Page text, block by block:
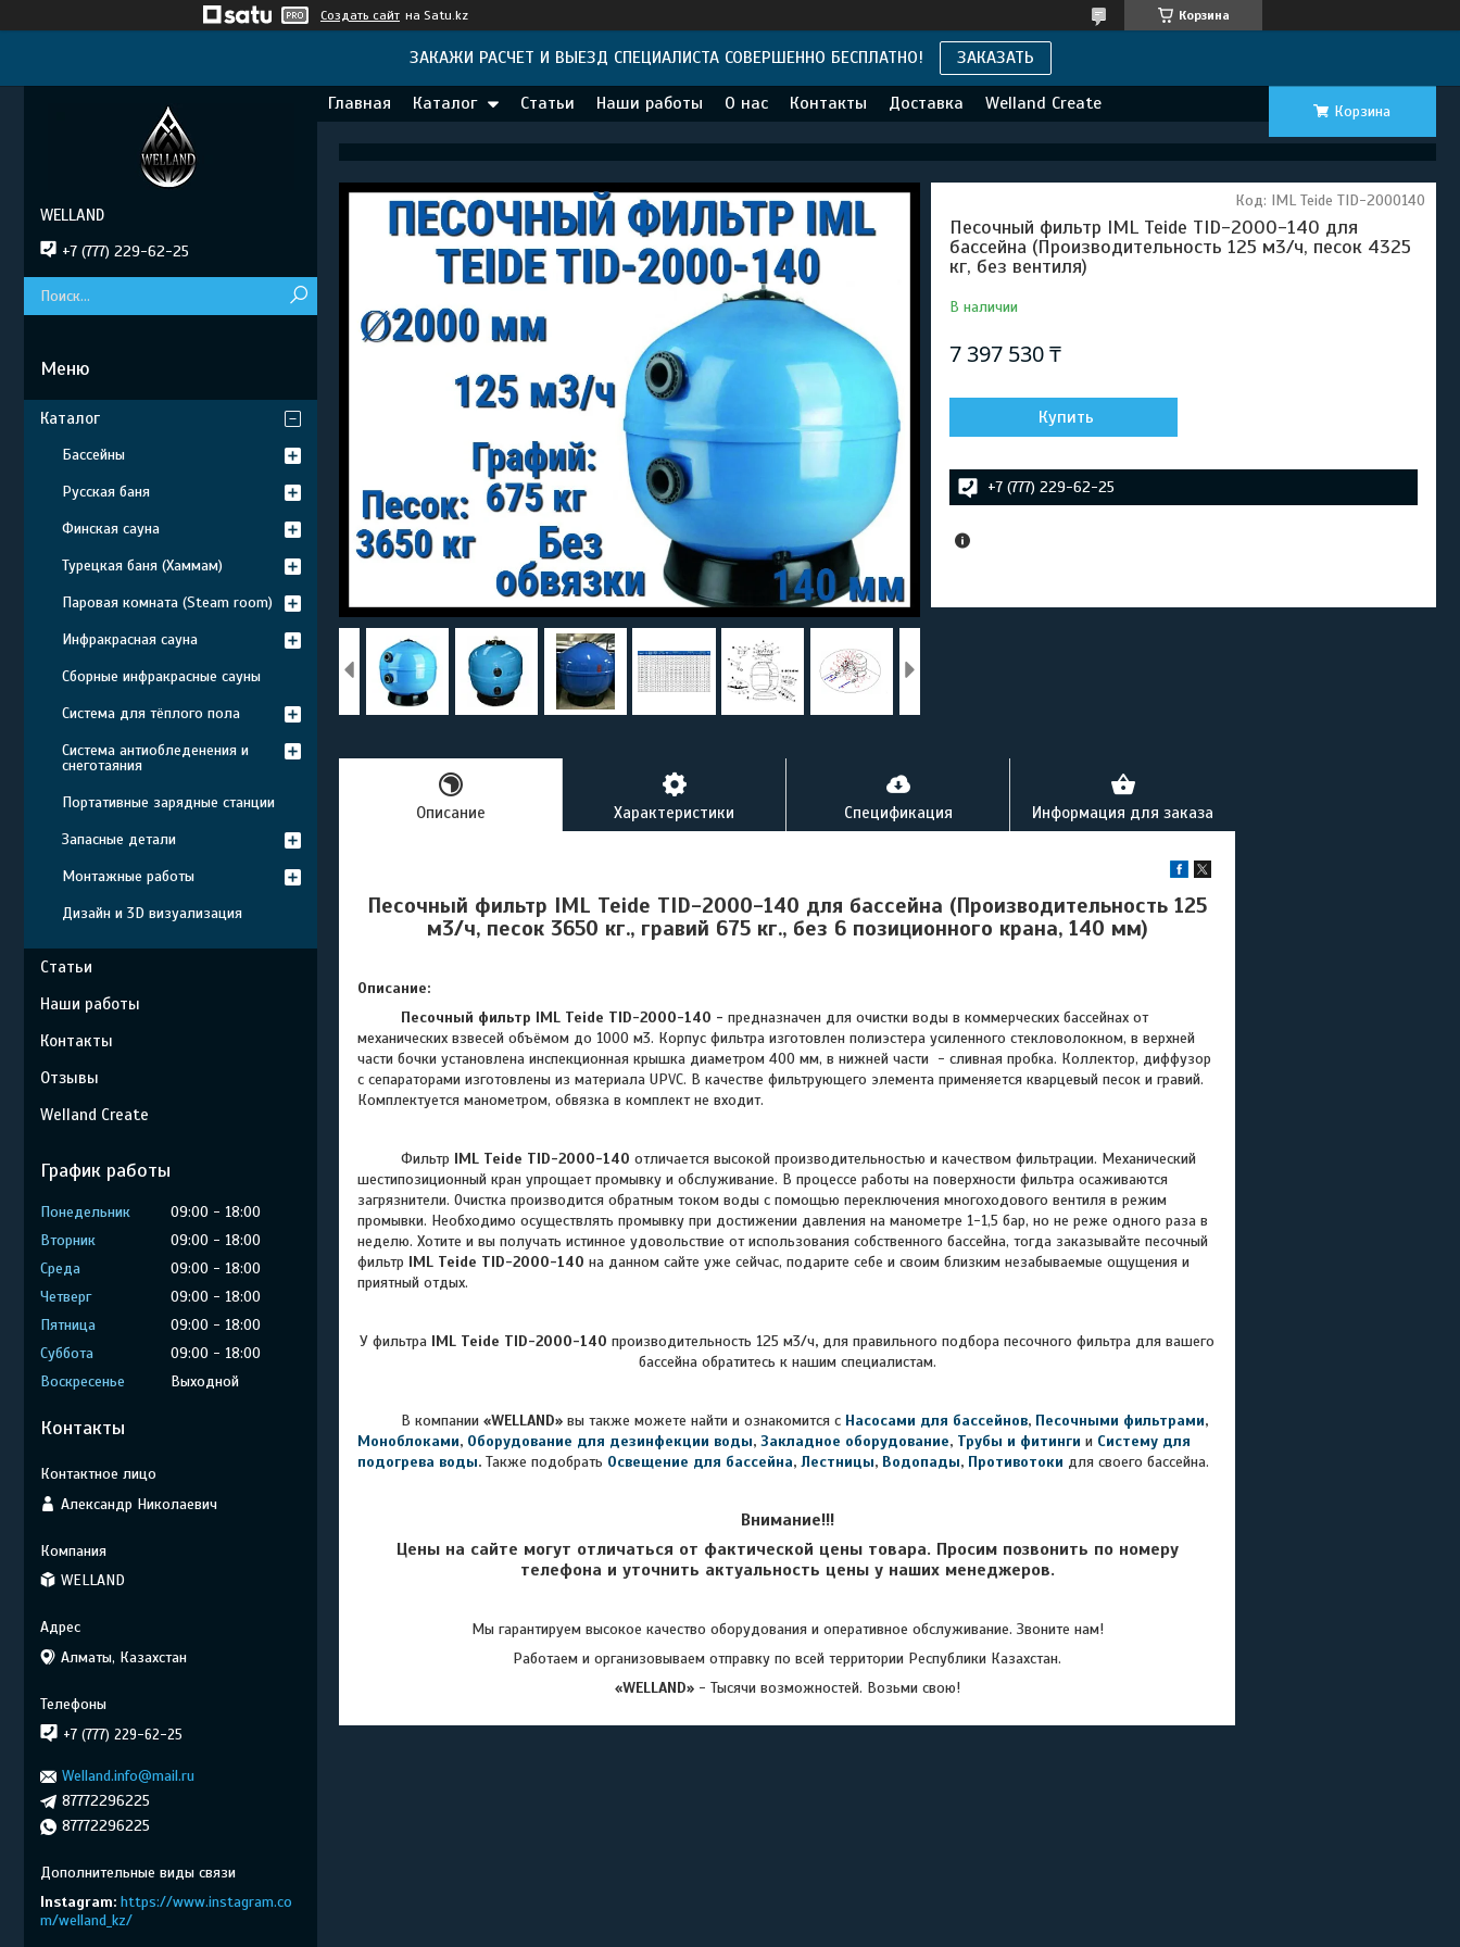
Создать сайт на Satu.kz Корзина
ЗАКАЖИ РАСЧЕТ И ВЫЕЗД СПЕЦИАЛИСТА СОВЕРШЕННО БЕСПЛАТНО! ЗАКАЗАТЬ
Главная Каталог Статьи Наши работы О нас Контакты Доставка Welland Create Корзина
Песочный фильтр IML Teide TID-2000-140 для
бассейна (Производительность 125 м3/ч, песок 4325
кг, без вентиля)
В наличии
Код: IML Teide TID-2000140
7 397 530 ₸
Купить
+7 (777) 229-62-25
Описание Характеристики Спецификация Информация для заказа
Песочный фильтр IML Teide TID-2000-140 для бассейна (Производительность 125
м3/ч, песок 3650 кг., гравий 675 кг., без 6 позиционного крана, 140 мм)
Описание:
Песочный фильтр IML Teide TID-2000-140 - предназначен для очистки воды в коммерческих бассейнах от
механических взвесей объёмом до 1000 м3. Корпус фильтра изготовлен полиэстера усиленного стекловолокном, в верхней
части бочки установлена инспекционная крышка диаметром 400 мм, в нижней части - сливная пробка. Коллектор, диффузор
с сепараторами изготовлены из материала UPVC. В качестве фильтрующего элемента применяется кварцевый песок и гравий.
Комплектуется манометром, обвязка в комплект не входит.
Фильтр IML Teide TID-2000-140 отличается высокой производительностью и качеством фильтрации. Механический
шестипозиционный кран упрощает промывку и обслуживание. В процессе работы на поверхности фильтра осаживаются
загрязнители. Очистка производится обратным током воды с помощью переключения многоходового вентиля в режим
промывки. Необходимо осуществлять промывку при достижении давления на манометре 1-1,5 бар, но не реже одного раза в
неделю. Хотите и вы получать истинное удовольствие от использования собственного бассейна, тогда заказывайте песочный
фильтр IML Teide TID-2000-140 на данном сайте уже сейчас, подарите себе и своим близким незабываемые ощущения и
приятный отдых.
У фильтра IML Teide TID-2000-140 производительность 125 м3/ч, для правильного подбора песочного фильтра для вашего
бассейна обратитесь к нашим специалистам.
В компании «WELLAND» вы также можете найти и ознакомится с Насосами для бассейнов, Песочными фильтрами,
Моноблоками, Оборудование для дезинфекции воды, Закладное оборудование, Трубы и фитинги и Систему для
подогрева воды. Также подобрать Освещение для бассейна, Лестницы, Водопады, Противотоки для своего бассейна.
Внимание!!!
Цены на сайте могут отличаться от фактической цены товара. Просим позвонить по номеру
телефона и уточнить актуальность цены у наших менеджеров.
Мы гарантируем высокое качество оборудования и оперативное обслуживание. Звоните нам!
Работаем и организовываем отправку по всей территории Республики Казахстан.
«WELLAND»- Тысячи возможностей. Возьми свою!
WELLAND
+7 (777) 229-62-25
Каталог
Бассейны
Русская баня
Финская сауна
Турецкая баня (Хаммам)
Паровая комната (Steam room)
Инфракрасная сауна
Сборные инфракрасные сауны
Система для тёплого пола
Система антиобледенения и
снеготаяния
Портативные зарядные станции
Запасные детали
Монтажные работы
Дизайн и 3D визуализация
Статьи
Наши работы
Контакты
Отзывы
Welland Create
График работы
Понедельник 09:00
18:00
Вторник
09:00
18:00
Среда
09:00
18:00
Четверг
09:00
18:00
Пятница
09:00
18:00
Суббота
09:00
18:00
Воскресенье
Выходной
Контакты
Александр Николаевич
WELLAND
Алматы, Казахстан
+7 (777) 229-62-25
Welland.info@mail.ru
87772296225
87772296225
Instagram https://www.instagram.co
m/welland_kz/